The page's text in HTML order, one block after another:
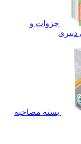
جزوات و
دبیری
بسته مصاحبه